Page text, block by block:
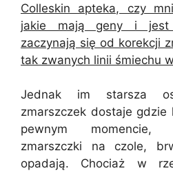
Colleskin apteka, czy
jakie mają geny i
zaczynają się od korekcji
tak zwanych linii śmiechu
Jednak im starsza
zmarszczek dostaje gdzie
pewnym momencie,
zmarszczki na czole,
opadają. Chociaż w